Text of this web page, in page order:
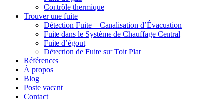
Contrôle thermique
Trouver une fuite
Détection Fuite – Canalisation d’Évacuation
Fuite dans le Système de Chauffage Central
Fuite d’égout
Détection de Fuite sur Toit Plat
Références
À propos
Blog
Poste vacant
Contact